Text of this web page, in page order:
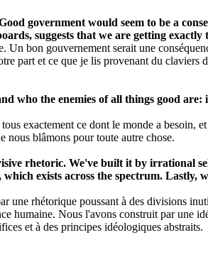
government would seem to be a
suggests that we are getting
bon gouvernement serait une
part et ce que je lis provenant du claviers
who the enemies of all things good are:
exactement ce dont le monde a besoin,
nous blâmons pour toute autre chose.
rhetoric. We've built it by irrational
exists across the spectrum.
une rhétorique poussant à des divisions
humaine. Nous l'avons construit par une
et à des principes idéologiques abstraits.